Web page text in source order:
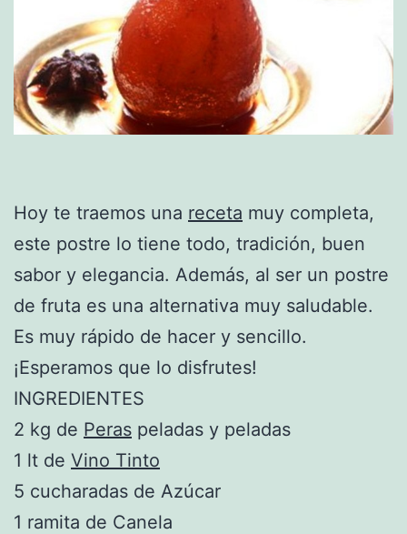
Hoy te traemos una receta muy completa,
este postre lo tiene todo, tradición, buen
sabor y elegancia. Además, al ser un postre
de fruta es una alternativa muy saludable.
Es muy rápido de hacer y sencillo.
¡Esperamos que lo disfrutes!
INGREDIENTES
2 kg de Peras peladas y peladas
1 lt de Vino Tinto
5 cucharadas de Azúcar
1 ramita de Canela